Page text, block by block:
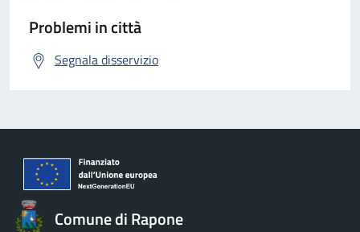
Problemi in città
Segnala disservizio
Comune di Rapone